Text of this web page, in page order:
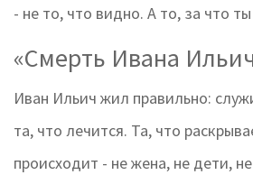
- не то, что видно. А то, за что
«Смерть Ивана
Иван Ильич жил правильно:
та, что лечится. Та, что
происходит - не жена, не дети,